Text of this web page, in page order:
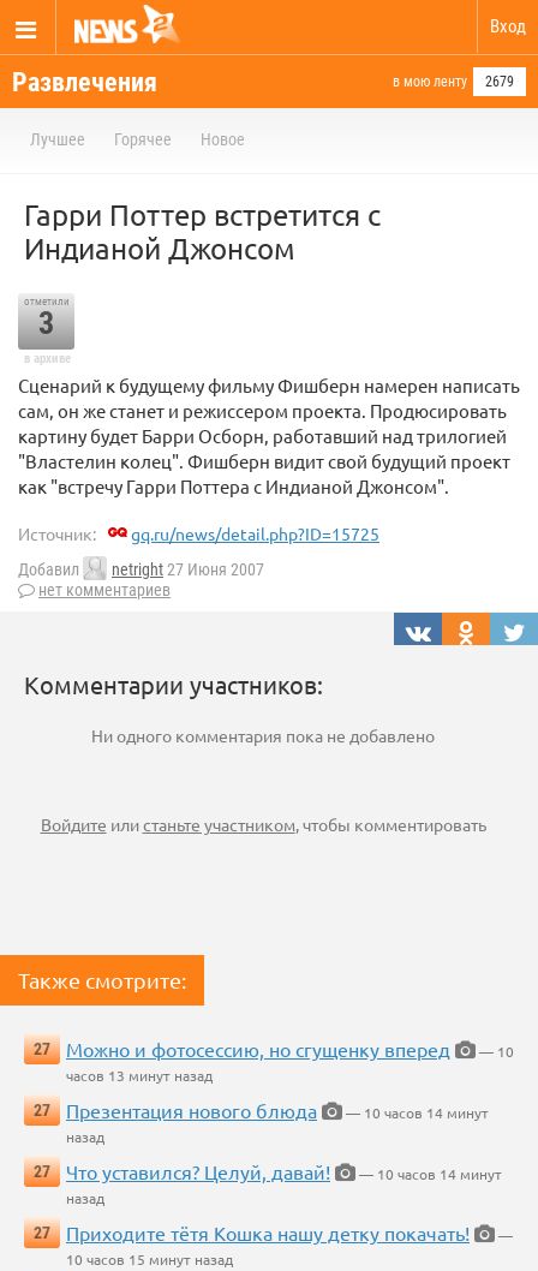
Вход
Развлечения в мою ленту 2679
Лучшее Горячее Новое
Гарри Поттер встретится с
Индианой Джонсом
отметили
3
в архиве
Сценарий к будущему фильму Фишберн намерен написать
сам, он же станет и режиссером проекта. Продюсировать
картину будет Барри Осборн, работавший над трилогией
"Властелин колец". Фишберн видит свой будущий проект
как "встречу Гарри Поттера с Индианой Джонсом".
Источник: gq.ru/news/detail.php?ID=15725
Добавил netright27 Июня 2007
нет комментариев
Комментарии участников:
Ни одного комментария пока не добавлено
Войдите илистаньте участником, чтобы комментировать
Также смотрите:
27 Можно и фотосессию, но сгущенку вперед
— 10
часов 13 минут назад
27
Презентация нового блюда
— 10 часов 14 минут
назад
27
Что уставился? Целуй, давай!
— 10 часов 14 минут
назад
27
Приходите тётя Кошка нашу детку покачать!
—
10 часов 15 минут назад